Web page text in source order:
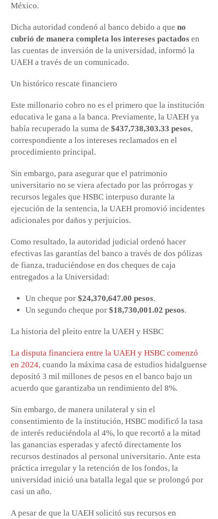
México.
Dicha autoridad condenó al banco debido a queno
cubrió de manera completa los intereses pactados en
las cuentas de inversión de la universidad, informó la
UAEH a través de un comunicado.
Un histórico rescate financiero
Este millonario cobro no es el primero que la institución
educativa le gana a la banca. Previamente, la UAEH ya
había recuperado la suma de$437,738,303.33 pesos,
correspondiente a los intereses reclamados en el
procedimiento principal.
Sin embargo, para asegurar que el patrimonio
universitario no se viera afectado por las prórrogas y
recursos legales que HSBC interpuso durante la
ejecución de la sentencia, la UAEH promovió incidentes
adicionales por daños y perjuicios.
Como resultado, la autoridad judicial ordenó hacer
efectivas las garantías del banco a través de dos pólizas
de fianza, traduciéndose en dos cheques de caja
entregados a la Universidad:
Un cheque por$24,370,647.00 pesos.
Un segundo cheque por$18,730,001.02 pesos.
La historia del pleito entre la UAEH y HSBC
La disputa financiera entre la UAEH y HSBC comenzó
en 2024,cuando la máxima casa de estudios hidalguense
depositó 3 mil millones de pesos en el banco bajo un
acuerdo que garantizaba un rendimiento del 8%.
Sin embargo, de manera unilateral y sin el
consentimiento de la institución, HSBC modificó la tasa
de interés reduciéndola al 4%, lo que recortó a la mitad
las ganancias esperadas y afectó directamente los
recursos destinados al personal universitario. Ante esta
práctica irregular y la retención de los fondos, la
universidad inició una batalla legal que se prolongó por
casi un año.
A pesar de que la UAEH solicitó sus recursos en